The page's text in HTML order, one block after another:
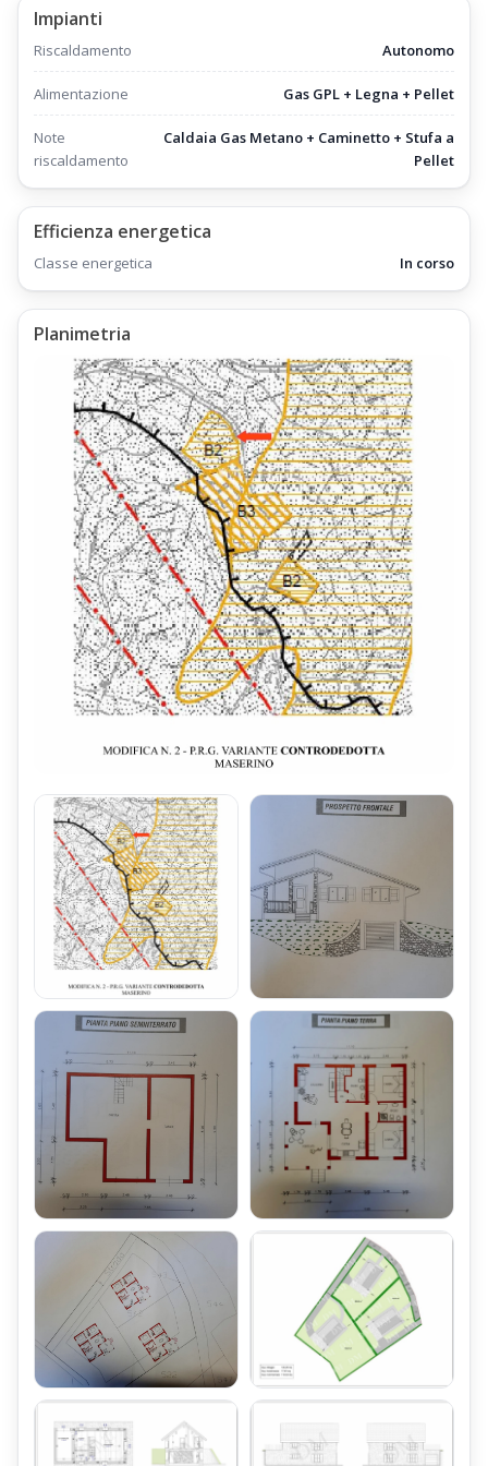
sogni in una delle località più belle della Montagna Emiliana.
Contattami per info e sopralluoghi!
#fiumalbo #TerrenoEdificabile #Montagnaemiliana
#CasaInMontagna #InvestimentoImmobiliare #Baita
#villettaceltica #AppenninoToscoEmiliano
Impianti
Riscaldamento Autonomo
Alimentazione Gas GPL + Legna + Pellet
Note
riscaldamento
Caldaia Gas Metano + Caminetto + Stufa a
Pellet
Efficienza energetica
Classe energetica In corso
Planimetria